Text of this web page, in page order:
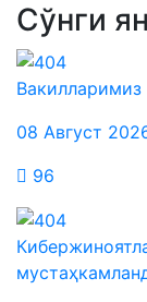
Сўнги
08 Август
96